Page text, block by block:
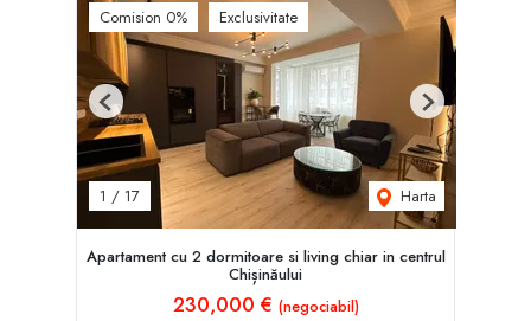
Comision 0% Exclusivitate
1 / 17 Harta
Previous Next
Apartament cu 2 dormitoare si living chiar in centrul
Chișinăului
230,000 € (negociabil)